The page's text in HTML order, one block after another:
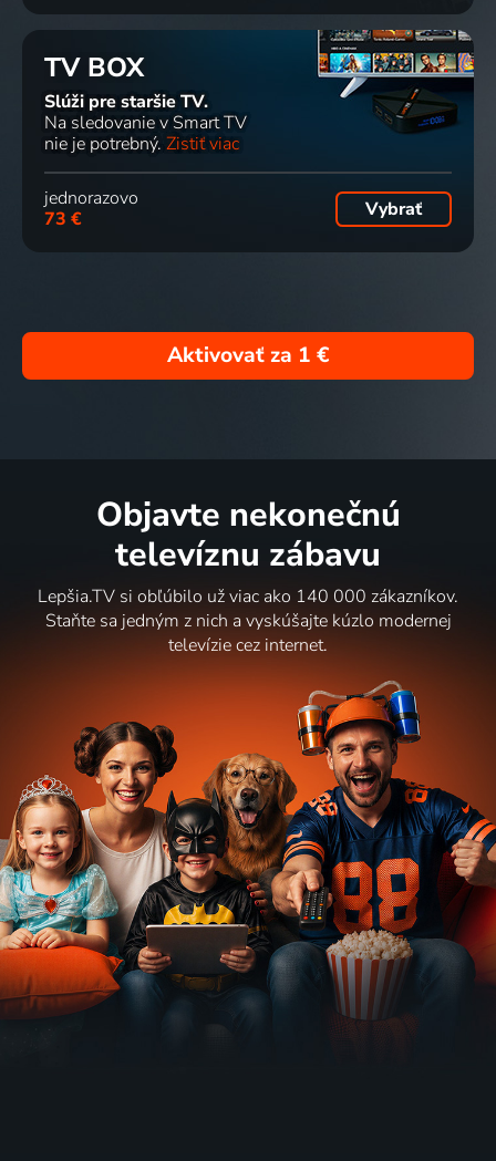
TV BOX
Slúži pre staršie TV.
Na sledovanie v Smart TV
nie je potrebný. Zistiť viac
jednorazovo
73 €
Vybrať
Aktivovať za 1 €
Objavte nekonečnú
televíznu zábavu
Lepšia.TV si obľúbilo už viac ako 140 000 zákazníkov.
Staňte sa jedným z nich a vyskúšajte kúzlo modernej
televízie cez internet.